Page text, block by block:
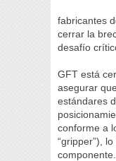
fabricantes
cerrar la
desafío
GFT está
asegurar
estándares
conforme a
“gripper”),